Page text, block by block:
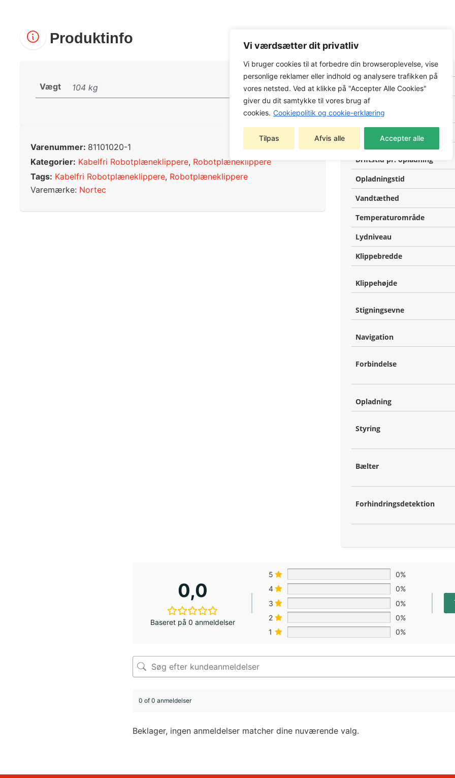
Vi værdsætter dit privatliv
Vi bruger cookies til at forbedre din browseroplevelse, vise
personlige reklamer eller indhold og analysere trafikken på
vores netsted. Ved at klikke på "Accepter Alle Cookies"
giver du dit samtykke til vores brug af
cookies. Cookiepolitik og cookie-erklæring
Tilpas Afvis alle Accepter alle
Produktinfo
Vægt 104 kg
Varenummer: 81101020-1
Kategorier: Kabelfri Robotplæneklippere, Robotplæneklippere
Tags: Kabelfri Robotplæneklippere, Robotplæneklippere
Varemærke: Nortec
Funktion
Klippeareal
Driftstid pr. opladning
Opladningstid
Vandtæthed
Temperaturområde
Lydniveau
Klippebredde
Klippehøjde
Stigningsevne
Navigation
Forbindelse
Opladning
Styring
Bælter
Forhindringsdetektion
0,0
Baseret på 0 anmeldelser
5
0%
4
0%
3
0%
2
0%
1
0%
0 of 0 anmeldelser
Beklager, ingen anmeldelser matcher dine nuværende valg.